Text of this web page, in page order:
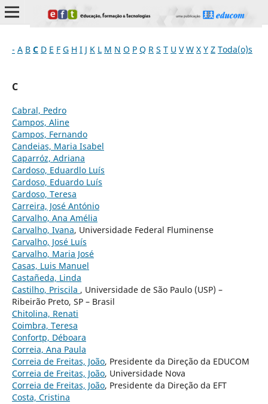
- A B C D E F G H I J K L M N O P Q R S T U V W X Y Z Toda(o)s
C
Cabral, Pedro
Campos, Aline
Campos, Fernando
Candeias, Maria Isabel
Caparróz, Adriana
Cardoso, Eduardlo Luís
Cardoso, Eduardo Luís
Cardoso, Teresa
Carreira, José António
Carvalho, Ana Amélia
Carvalho, Ivana, Universidade Federal Fluminense
Carvalho, José Luís
Carvalho, Maria José
Casas, Luis Manuel
Castañeda, Linda
Castilho, Priscila , Universidade de São Paulo (USP) –
Ribeirão Preto, SP – Brasil
Chitolina, Renati
Coimbra, Teresa
Confortp, Déboara
Correia, Ana Paula
Correia de Freitas, João, Presidente da Direção da EDUCOM
Correia de Freitas, João, Universidade Nova
Correia de Freitas, João, Presidente da Direção da EFT
Costa, Cristina